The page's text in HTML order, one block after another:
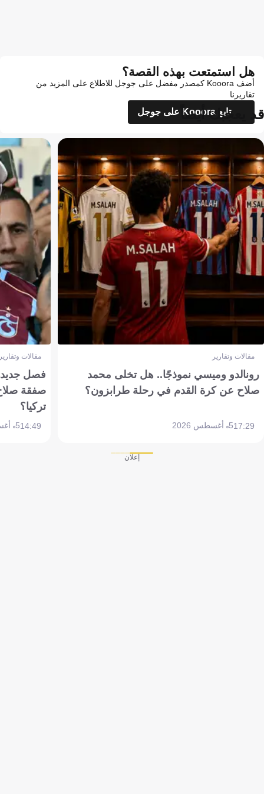
هل استمتعت بهذه القصة؟
أضف Kooora كمصدر مفضل على جوجل للاطلاع على المزيد من
تقاريرنا
تابع Kooora على جوجل
قد يعجبك أيضاً
مقالات وتقارير
رونالدو وميسي نموذجًا.. هل تخلى محمد
صلاح عن كرة القدم في رحلة طرابزون؟
17:295 أغسطس 2026
مقالات
فصل جديد
صفقة
تركيا؟
14:495 أغسطس 2026
إعلان